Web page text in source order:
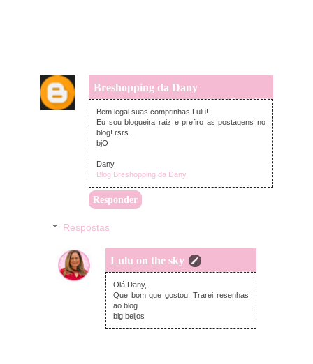
Breshopping da Dany
terça-feira, julho 21, 2020
Bem legal suas comprinhas Lulu!
Eu sou blogueira raiz e prefiro as postagens no
blog! rsrs...
bjO
Dany
Blog Breshopping da Dany
Responder
Respostas
Lulu on the sky
quarta-feira, julho 22, 2020
Olá Dany,
Que bom que gostou. Trarei resenhas
ao blog.
big beijos